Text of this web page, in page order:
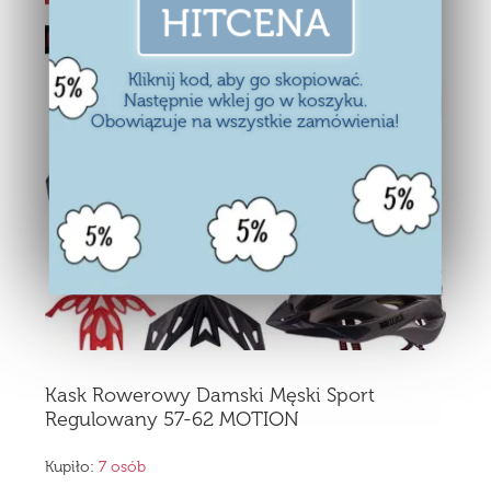
HITCENA
Kliknij kod, aby go skopiować.
Następnie wklej go w koszyku.
Obowiązuje na wszystkie zamówienia!
Kask Rowerowy Damski Męski Sport
Regulowany 57-62 MOTION
Kupiło: 7 osób